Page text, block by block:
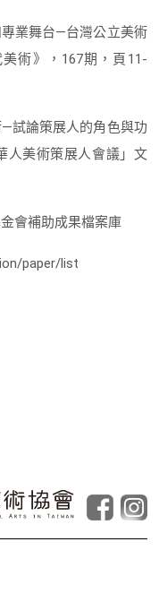
業舞台—台灣公立美術
術》，167期，頁11-
試論策展人的角色與功
人美術策展人會議」文
會補助成果檔案庫
paper/list